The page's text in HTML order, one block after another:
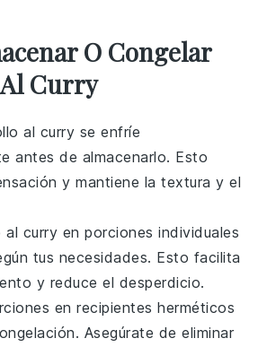
O Congelar
Curry
al curry se enfríe
antes de almacenarlo. Esto
y mantiene la textura y el
al curry en porciones individuales
tus necesidades. Esto facilita
y reduce el desperdicio.
en recipientes herméticos
Asegúrate de eliminar